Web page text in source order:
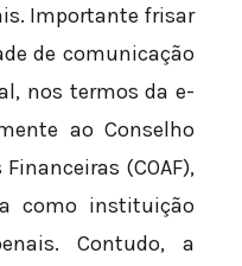
Importante frisar
de comunicação
nos termos da e-
ao Conselho
(COAF),
como instituição
Contudo, a